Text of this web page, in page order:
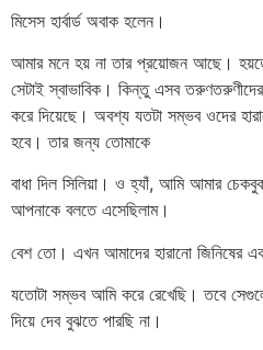
মিসেস হার্বার্ড অবাক হলেন।
আমার মনে হয় না তার প্রয়োজন আছে।
সেটাই স্বাভাবিক। কিন্তু এসব
করে দিয়েছে। অবশ্য যতটা সম্ভব ওদের
হবে। তার জন্য তোমাকে
বাধা দিল সিলিয়া। ও হ্যাঁ, আমি আমার
আপনাকে বলতে এসেছিলাম।
বেশ তো। এখন আমাদের হারানো জিনিষের
যতোটা সম্ভব আমি করে রেখেছি। তবে
দিয়ে দেব বুঝতে পারছি না।